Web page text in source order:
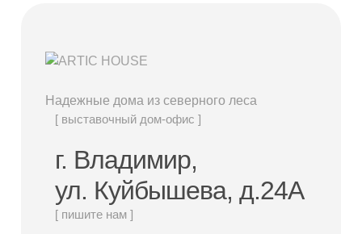
Надежные дома из северного леса
[ выставочный дом-офис ]
г. Владимир,
ул. Куйбышева, д.24А
[ пишите нам ]